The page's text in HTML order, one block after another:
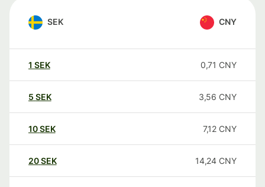
SEK CNY
1 SEK 0,71 CNY
5 SEK 3,56 CNY
10SEK 7,12 CNY
20SEK 14,24 CNY